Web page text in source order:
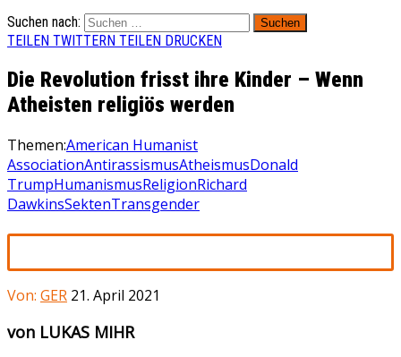
Suchen nach:
TEILEN TWITTERN TEILEN DRUCKEN
Die Revolution frisst ihre Kinder – Wenn
Atheisten religiös werden
Themen:American Humanist
AssociationAntirassismusAtheismusDonald
TrumpHumanismusReligionRichard
DawkinsSektenTransgender
Von: GER 21. April 2021
von LUKAS MIHR